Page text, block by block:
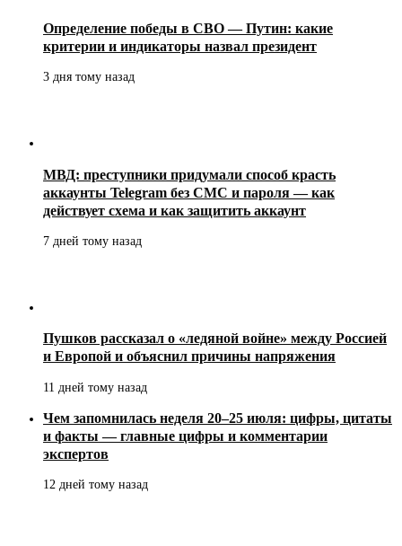
Определение победы в СВО — Путин: какие
критерии и индикаторы назвал президент
3 дня тому назад
МВД: преступники придумали способ красть
аккаунты Telegram без СМС и пароля — как
действует схема и как защитить аккаунт
7 дней тому назад
Пушков рассказал о «ледяной войне» между Россией
и Европой и объяснил причины напряжения
11 дней тому назад
Чем запомнилась неделя 20–25 июля: цифры, цитаты
и факты — главные цифры и комментарии
экспертов
12 дней тому назад